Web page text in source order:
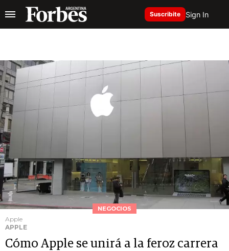
Suscribite Sign In
NEGOCIOS
Apple
APPLE
Cómo Apple se unirá a la feroz carrera